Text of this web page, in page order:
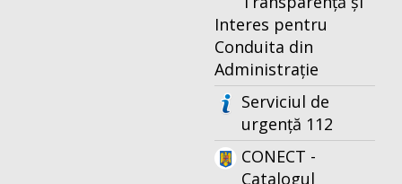
Interes pentru
Conduita din
Administrație
Serviciul de
urgență 112
CONECT -
Catalogul